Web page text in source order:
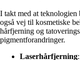
I takt med at
også vej til kosmetiske
hårfjerning og
pigmentforandringer.
Laserhårfjerning